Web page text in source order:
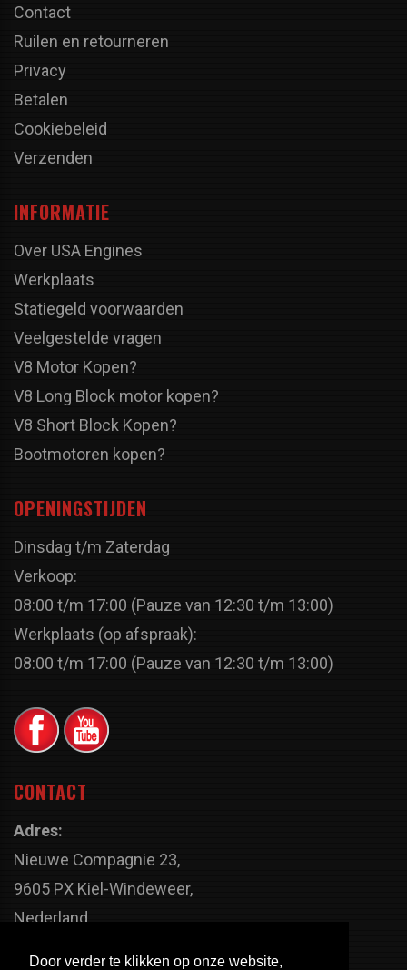
Door verder te klikken op onze website,
Contact
Ruilen en retourneren
Privacy
Betalen
Cookiebeleid
Verzenden
INFORMATIE
Over USA Engines
Werkplaats
Statiegeld voorwaarden
Veelgestelde vragen
V8 Motor Kopen?
V8 Long Block motor kopen?
V8 Short Block Kopen?
Bootmotoren kopen?
OPENINGSTIJDEN
Dinsdag t/m Zaterdag
Verkoop:
08:00 t/m 17:00 (Pauze van 12:30 t/m 13:00)
Werkplaats (op afspraak):
08:00 t/m 17:00 (Pauze van 12:30 t/m 13:00)
CONTACT
Adres:
Nieuwe Compagnie 23,
9605 PX Kiel-Windeweer,
Nederland